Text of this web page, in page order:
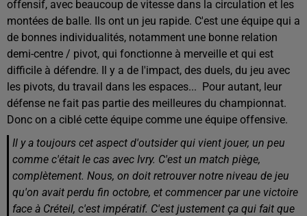
offensif, avec beaucoup de vitesse dans la circulation et les
montées de balle. Ils ont un jeu rapide. C'est une équipe qui a
de bonnes individualités, notamment une bonne relation
demi-centre / pivot, qui fonctionne à merveille et qui est
difficile à défendre. Il y a de l'impact, des duels, du jeu avec
les pivots, du travail dans les espaces... Pour autant, leur
défense ne fait pas partie des meilleures du championnat.
Donc on a ciblé cette équipe comme une équipe offensive.
Il y a toujours cet aspect d'outsider qui vient jouer, un peu
comme c'était le cas avec Ivry. C'est un match piège,
complètement. Nous, on doit retrouver notre niveau de jeu
qu'on avait perdu fin octobre, et commencer par une victoire
face à Créteil, c'est impératif. C'est justement ça qui fait que